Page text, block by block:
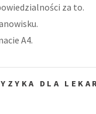
za to.
A4.
DLA